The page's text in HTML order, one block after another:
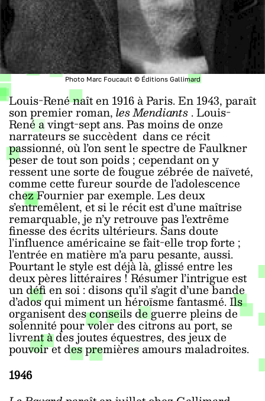
Photo Marc Foucault © Éditions Gallimard
Louis-René naît en 1916 à Paris. En 1943, paraît
son premier roman,les Mendiants. Louis-
René a vingt-sept ans. Pas moins de onze
narrateurs se succèdent dans ce récit
passionné, où l’on sent le spectre de Faulkner
peser de tout son poids ; cependant on y
ressent une sorte de fougue zébrée de naïveté,
comme cette fureur sourde de l’adolescence
chez Fournier par exemple. Les deux
s’entremêlent, et si le récit est d’une maîtrise
remarquable, je n’y retrouve pas l’extrême
finesse des écrits ultérieurs. Sans doute
l’influence américaine se fait-elle trop forte ;
l’entrée en matière m’a paru pesante, aussi.
Pourtant le style est déjà là, glissé entre les
deux pères littéraires ! Résumer l’intrigue est
un défi en soi : disons qu’il s’agit d’une bande
d’ados qui miment un héroïsme fantasmé. Ils
organisent des conseils de guerre pleins de
solennité pour voler des citrons au port, se
livrent à des joutes équestres, des jeux de
pouvoir et des premières amours maladroites.
1946